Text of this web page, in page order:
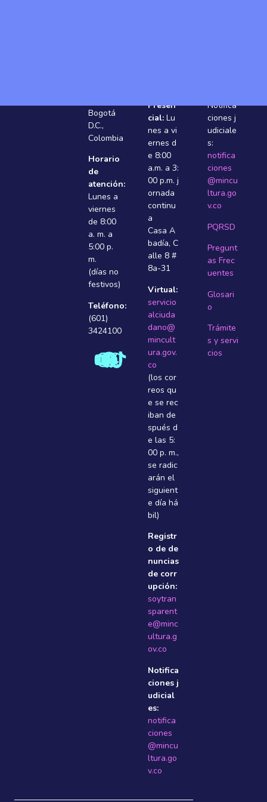
Bogotá
D.C.,
Colombia
Horario
de
atención:
Lunes a
viernes
de 8:00
a. m. a
5:00 p.
m.
(días no
festivos)
Teléfono:
(601)
3424100
Presen
cial: Lu
nes a vi
ernes d
e 8:00
a.m. a 3:
00 p.m. j
ornada
continu
a
Casa A
badí­a, C
alle 8 #
8a-31
Virtual:
servicio
alciuda
dano@
mincult
ura.gov.
co
(los cor
reos qu
e se rec
iban de
spués d
e las 5:
00 p. m.,
se radic
arán el
siguient
e dí­a há
bil)
Registr
o de de
nuncias
de corr
upción:
soytran
sparent
e@minc
ultura.g
ov.co
Notifica
ciones j
udicial
es:
notifica
ciones
@mincu
ltura.go
v.co
Notifica
ciones j
udiciale
s:
notifica
ciones
@mincu
ltura.go
v.co
PQRSD
Pregunt
as Frec
uentes
Glosari
o
Trámite
s y servi
cios